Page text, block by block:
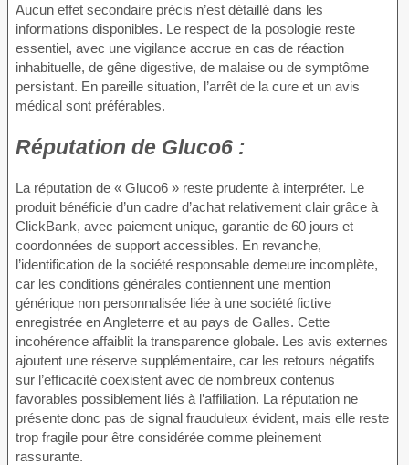
Aucun effet secondaire précis n’est détaillé dans les
informations disponibles. Le respect de la posologie reste
essentiel, avec une vigilance accrue en cas de réaction
inhabituelle, de gêne digestive, de malaise ou de symptôme
persistant. En pareille situation, l’arrêt de la cure et un avis
médical sont préférables.
Réputation de Gluco6 :
La réputation de « Gluco6 » reste prudente à interpréter. Le
produit bénéficie d’un cadre d’achat relativement clair grâce à
ClickBank, avec paiement unique, garantie de 60 jours et
coordonnées de support accessibles. En revanche,
l’identification de la société responsable demeure incomplète,
car les conditions générales contiennent une mention
générique non personnalisée liée à une société fictive
enregistrée en Angleterre et au pays de Galles. Cette
incohérence affaiblit la transparence globale. Les avis externes
ajoutent une réserve supplémentaire, car les retours négatifs
sur l’efficacité coexistent avec de nombreux contenus
favorables possiblement liés à l’affiliation. La réputation ne
présente donc pas de signal frauduleux évident, mais elle reste
trop fragile pour être considérée comme pleinement
rassurante.